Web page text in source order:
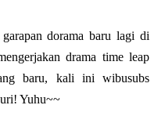
dorama baru lagi di
drama time leap
baru, kali ini wibusubs
Yuhu~~